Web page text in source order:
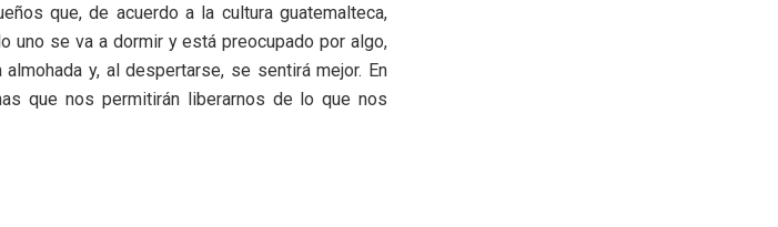
que, de acuerdo a la cultura guatemalteca,
uno se va a dormir y está preocupado por algo,
y, al despertarse, se sentirá mejor. En
que nos permitirán liberarnos de lo que nos